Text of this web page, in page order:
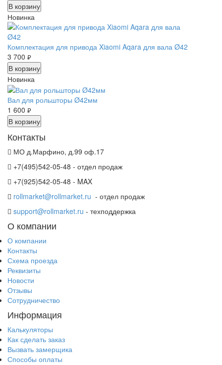
В корзину
Новинка
Комплектация для привода Xiaomi Aqara для вала Ø42
3 700 руб.
В корзину
Новинка
Вал для рольшторы Ø42мм
1 600 руб.
В корзину
Контакты
МО д.Марфино, д.99 оф.17
+7(495)542-05-48 - отдел продаж
+7(925)542-05-48 - MAX
rollmarket@rollmarket.ru - отдел продаж
support@rollmarket.ru - техподдержка
О компании
О компании
Контакты
Схема проезда
Реквизиты
Новости
Отзывы
Сотрудничество
Информация
Калькуляторы
Как сделать заказ
Вызвать замерщика
Способы оплаты